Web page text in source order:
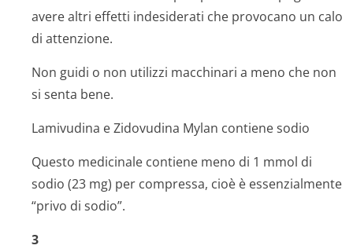
avere altri effetti indesiderati che provocano un calo
di attenzione.
Non guidi o non utilizzi macchinari a meno che non
si senta bene.
Lamivudina e Zidovudina Mylan contiene sodio
Questo medicinale contiene meno di 1 mmol di
sodio (23 mg) per compressa, cioè è essenzialmente
“privo di sodio”.
3